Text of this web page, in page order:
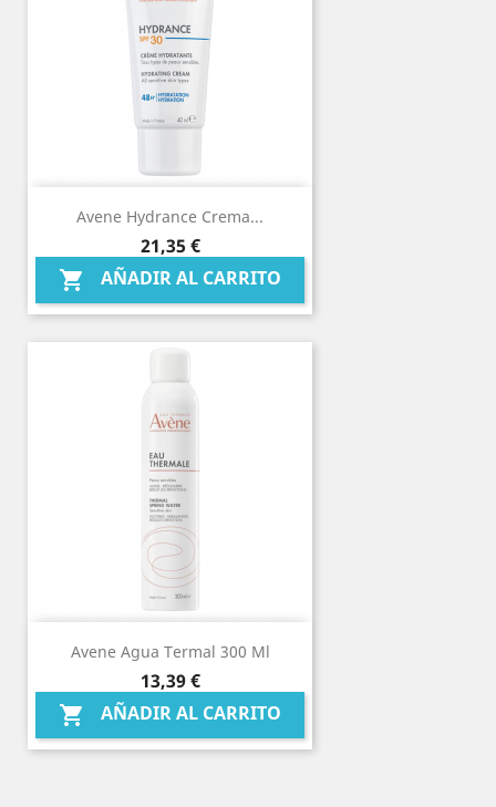
Avene Hydrance Crema...
Precio
21,35 €
 AÑADIR AL CARRITO
Avene Agua Termal 300 Ml
Precio
13,39 €
 AÑADIR AL CARRITO